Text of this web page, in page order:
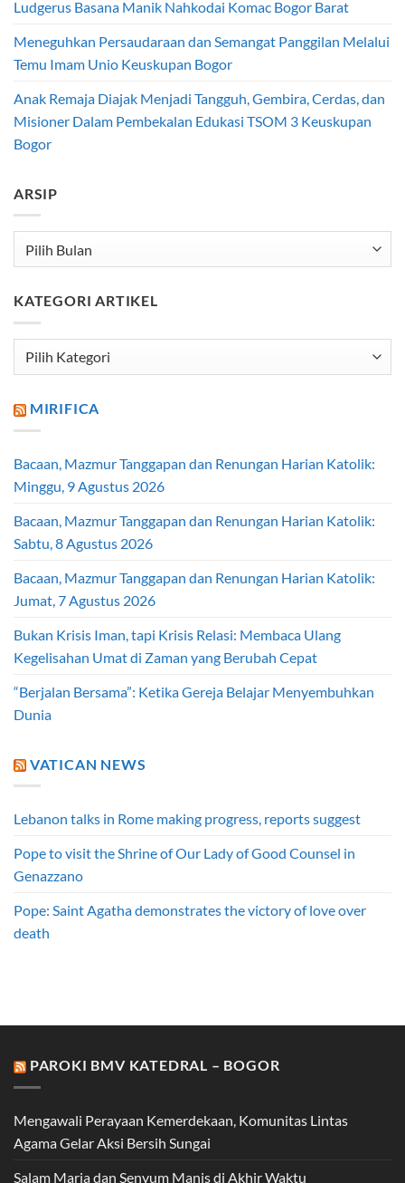
Ludgerus Basana Manik Nahkodai Komac Bogor Barat
Meneguhkan Persaudaraan dan Semangat Panggilan Melalui
Temu Imam Unio Keuskupan Bogor
Anak Remaja Diajak Menjadi Tangguh, Gembira, Cerdas, dan
Misioner Dalam Pembekalan Edukasi TSOM 3 Keuskupan
Bogor
ARSIP
KATEGORI ARTIKEL
Kategori
MIRIFICA
Bacaan, Mazmur Tanggapan dan Renungan Harian Katolik:
Minggu, 9 Agustus 2026
Bacaan, Mazmur Tanggapan dan Renungan Harian Katolik:
Sabtu, 8 Agustus 2026
Bacaan, Mazmur Tanggapan dan Renungan Harian Katolik:
Jumat, 7 Agustus 2026
Bukan Krisis Iman, tapi Krisis Relasi: Membaca Ulang
Kegelisahan Umat di Zaman yang Berubah Cepat
“Berjalan Bersama”: Ketika Gereja Belajar Menyembuhkan
Dunia
VATICAN NEWS
Lebanon talks in Rome making progress, reports suggest
Pope to visit the Shrine of Our Lady of Good Counsel in
Genazzano
Pope: Saint Agatha demonstrates the victory of love over
death
PAROKI BMV KATEDRAL – BOGOR
Mengawali Perayaan Kemerdekaan, Komunitas Lintas
Agama Gelar Aksi Bersih Sungai
Salam Maria dan Senyum Manis di Akhir Waktu